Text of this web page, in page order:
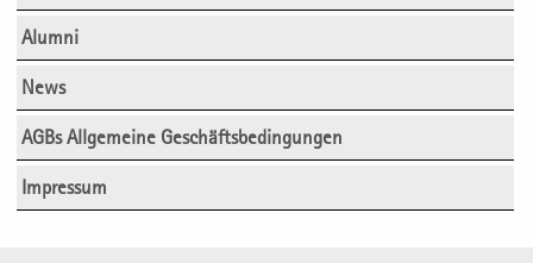
Alumni
News
AGBs Allgemeine Geschäftsbedingungen
Impressum